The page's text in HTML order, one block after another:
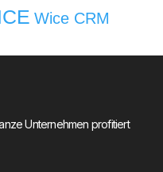
Wice CRM
Unternehmen profitiert